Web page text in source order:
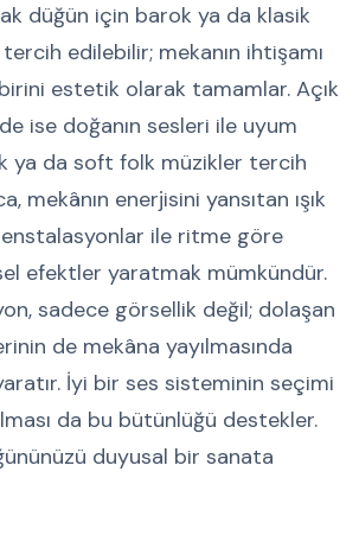
düğün için barok ya da klasik
edilebilir; mekanın ihtişamı
estetik olarak tamamlar. Açık
ise doğanın sesleri ile uyum
ya da soft folk müzikler tercih
mekânın enerjisini yansıtan ışık
enstalasyonlar ile ritme göre
efektler yaratmak mümkündür.
sadece görsellik değil; dolaşan
de mekâna yayılmasında
İyi bir ses sisteminin seçimi
da bu bütünlüğü destekler.
duyusal bir sanata